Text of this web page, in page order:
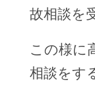
故相談を
この様に
相談をす